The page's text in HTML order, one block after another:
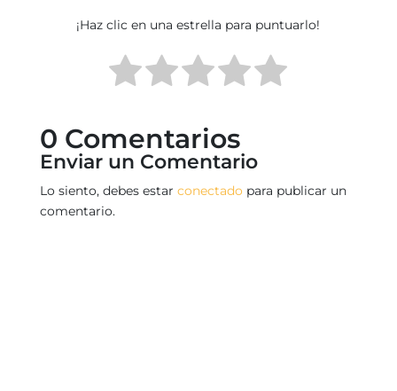
¡Haz clic en una estrella para puntuarlo!
0 Comentarios
Enviar un Comentario
Lo siento, debes estar conectado para publicar un
comentario.